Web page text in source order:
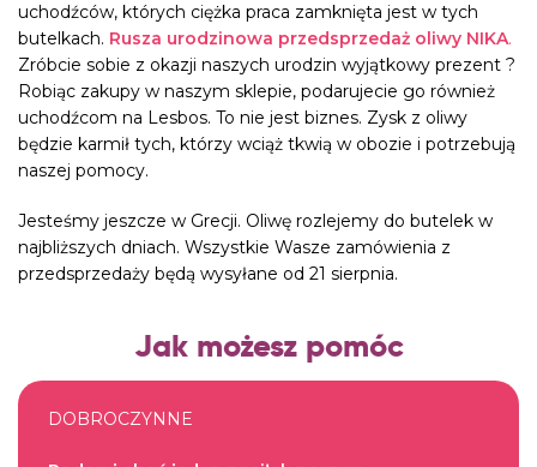
uchodźców, których ciężka praca zamknięta jest w tych
butelkach. Rusza urodzinowa przedsprzedaż oliwy NIKA.
Zróbcie sobie z okazji naszych urodzin wyjątkowy prezent ?
Robiąc zakupy w naszym sklepie, podarujecie go również
uchodźcom na Lesbos. To nie jest biznes. Zysk z oliwy
będzie karmił tych, którzy wciąż tkwią w obozie i potrzebują
naszej pomocy.
Jesteśmy jeszcze w Grecji. Oliwę rozlejemy do butelek w
najbliższych dniach. Wszystkie Wasze zamówienia z
przedsprzedaży będą wysyłane od 21 sierpnia.
Jak możesz pomóc
DOBROCZYNNE